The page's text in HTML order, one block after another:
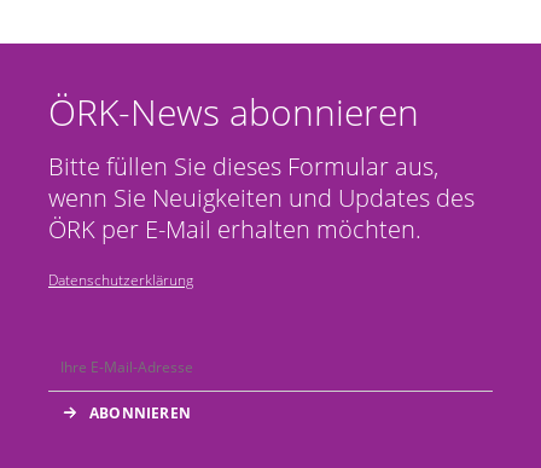
ÖRK-News abonnieren
Bitte füllen Sie dieses Formular aus,
wenn Sie Neuigkeiten und Updates des
ÖRK per E-Mail erhalten möchten.
Datenschutzerklärung